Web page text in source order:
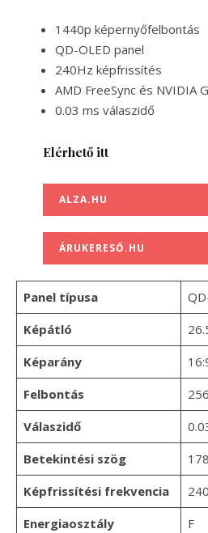
1440p képernyőfelbontás
QD-OLED panel
240Hz képfrissítés
AMD FreeSync és NVIDIA
0.03 ms válaszidő
Elérhető itt
ALZA.HU
ÁRUKERESŐ.HU
Panel típusa
Képátló
Képarány
Felbontás
Válaszidő
Betekintési szög
Képfrissítési frekvencia
Energiaosztály
F